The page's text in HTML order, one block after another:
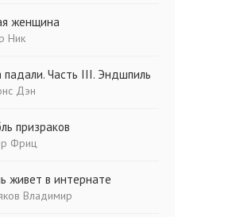
женщина
Ник
падали. Часть III. Эндшпиль
Дэн
призраков
Фриц
живет в интернате
Владимир